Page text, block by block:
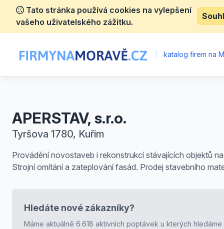
Tato stránka používá cookies na vylepšení
vašeho uživatelského zážitku.
katalog firem na
APERSTAV, s.r.o.
Tyršova 1780, Kuřim
Provádění novostaveb i rekonstrukcí stávajících objektů
Strojní omítání a zateplování fasád. Prodej stavebního
Hledáte nové zákazníky?
Máme aktuálně 6.618 aktivních poptávek u kterých hledáme